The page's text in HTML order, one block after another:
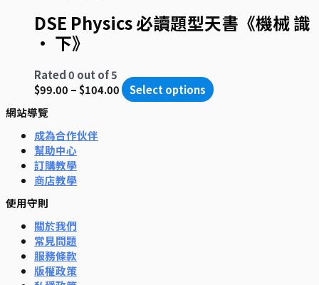
DSE Physics 必讀題型天書《機械 識
• 下》
Rated0 out of 5
$99.00 –$104.00
Select options
網站導覽
成為合作伙伴
幫助中心
訂購教學
商店教學
使用守則
關於我們
常見問題
服務條款
版權政策